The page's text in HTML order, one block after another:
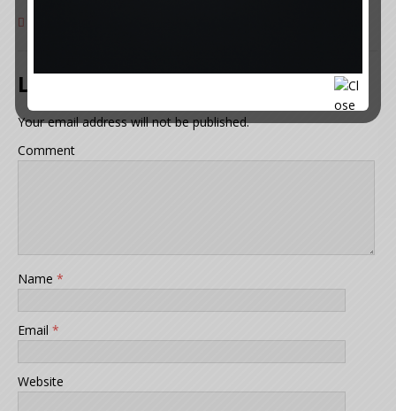
Leave a Reply
Your email address will not be published.
Comment
Name *
Email *
Website